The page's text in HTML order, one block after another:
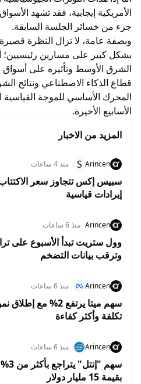
الأمريكية إيجابية، فقد تشهد
جزء من خسائر الجلسة السابقة.
وبصفة عامة، لا تزال النظرة
بشكل كبير على مسارين رئيسيين؛
الشرق الأوسط وتأثيره على أسواق
قطاع الذكاء الاصطناعي ونتائج
المحرك الأساسي للموجة القياسية
الأسابيع الأخيرة.
المزيد من الاخبار
Arincen
S منذ 4 ساعات
سبيس إكس تتجاوز سعر
إيرادات قياسية
Arincen منذ 6 ساعات
وول ستريت تبدأ الأسبوع على
وترقب بيانات التضخم
Arincen منذ 6 ساعات
سهم ميتا يرتفع 2%
تكلفة وأكثر كفاءة
Arincen منذ 6 ساعات
سهم
بقيمة 15 مليار دولار